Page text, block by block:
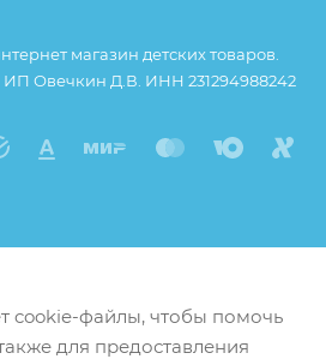
магазин детских товаров.
Овечкин Д.В. ИНН 231294988242
cookie-файлы, чтобы помочь
для предоставления